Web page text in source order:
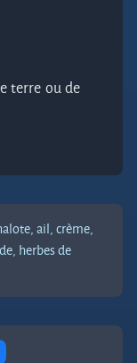
terre ou de
ail,crème,
herbes de